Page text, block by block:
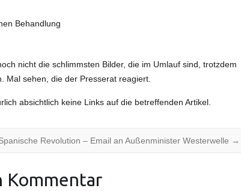
Behandlung
nicht die schlimmsten Bilder, die im Umlauf sind, trotzdem
Mal sehen, die der Presserat reagiert.
absichtlich keine Links auf die betreffenden Artikel.
Revolution – Email an Außenminister Westerwelle →
Kommentar